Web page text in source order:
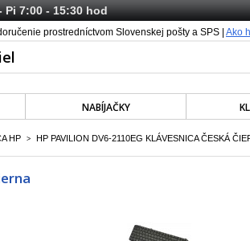
Pi 7:00 - 15:30 hod
prostredníctvom Slovenskej pošty a SPS | Ako
NABÍJAČKY
HP > HP PAVILION DV6-2110EG KLÁVESNICA ČESKÁ